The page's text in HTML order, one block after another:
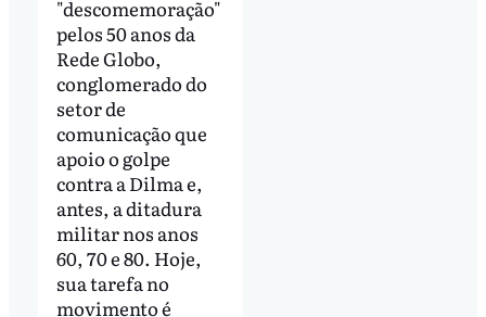
"descomemoração"
pelos 50 anos da
Rede Globo,
conglomerado do
setor de
comunicação que
apoio o golpe
contra a Dilma e,
antes, a ditadura
militar nos anos
60, 70 e 80. Hoje,
sua tarefa no
movimento é